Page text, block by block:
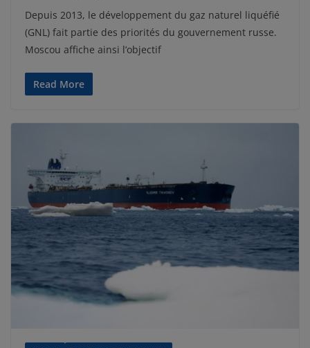
Depuis 2013, le développement du gaz naturel liquéfié
(GNL) fait partie des priorités du gouvernement russe.
Moscou affiche ainsi l’objectif
Read More